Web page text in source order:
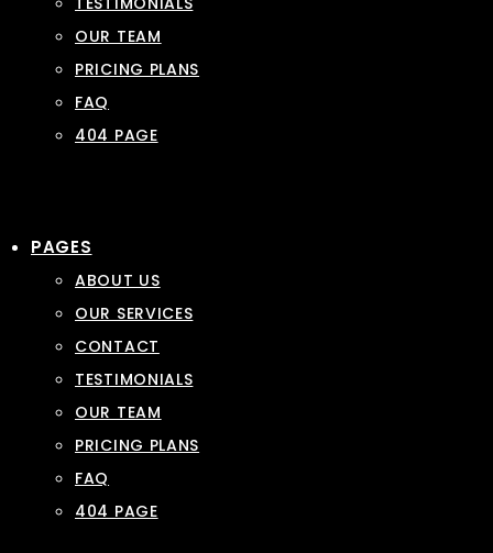
OUR TEAM
PRICING PLANS
FAQ
404 PAGE
PAGES
ABOUT US
OUR SERVICES
CONTACT
TESTIMONIALS
OUR TEAM
PRICING PLANS
FAQ
404 PAGE